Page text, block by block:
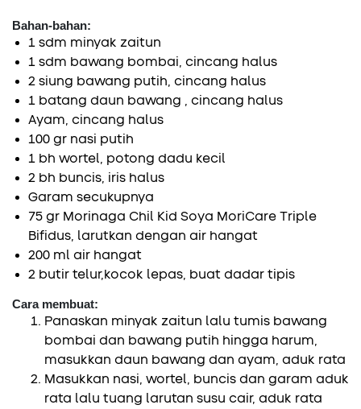
Bahan-bahan:
1 sdm minyak zaitun
1 sdm bawang bombai, cincang halus
2 siung bawang putih, cincang halus
1 batang daun bawang , cincang halus
Ayam, cincang halus
100 gr nasi putih
1 bh wortel, potong dadu kecil
2 bh buncis, iris halus
Garam secukupnya
75 gr Morinaga Chil Kid Soya MoriCare Triple
Bifidus, larutkan dengan air hangat
200 ml air hangat
2 butir telur,kocok lepas, buat dadar tipis
Cara membuat:
Panaskan minyak zaitun lalu tumis bawang
bombai dan bawang putih hingga harum,
masukkan daun bawang dan ayam, aduk rata
Masukkan nasi, wortel, buncis dan garam aduk
rata lalu tuang larutan susu cair, aduk rata